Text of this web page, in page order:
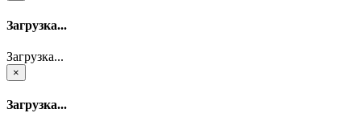
Загрузка...
Загрузка...
×
Загрузка...